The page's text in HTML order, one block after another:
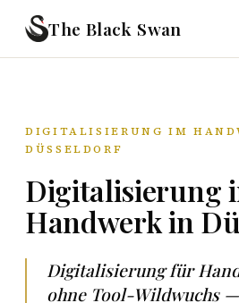
The Black Swan
DIGITALISIERUNG IM
DÜSSELDORF
Digitalisierung
Handwerk in
Digitalisierung für
ohne Tool-Wildwuchs